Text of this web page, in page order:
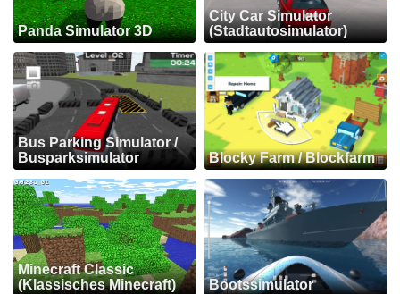
Panda Simulator 3D
City Car Simulator
(Stadtautosimulator)
Bus Parking Simulator /
Busparksimulator
Blocky Farm / Blockfarm
Minecraft Classic
(Klassisches Minecraft)
Bootssimulator